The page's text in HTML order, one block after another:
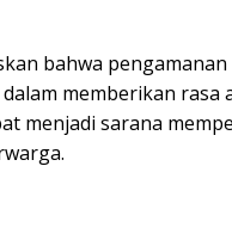
bahwa
memberikan rasa
menjadi sarana